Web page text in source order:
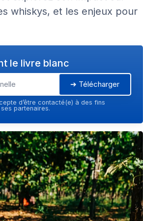
whiskys, et les enjeux pour
le livre blanc
➔ Télécharger
d’être contacté(e) à des fins
partenaires.